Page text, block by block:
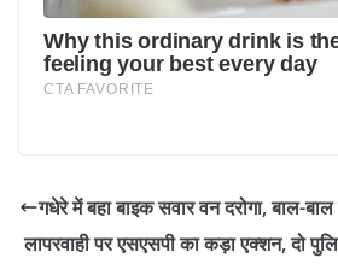
गधेरे में बहा बाइक सवार वन दरोगा, बाल-
लापरवाही पर एसएसपी का कड़ा एक्शन, दो